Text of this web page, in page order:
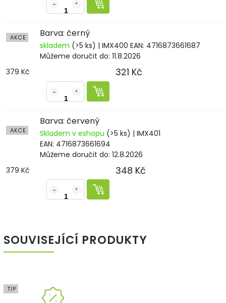
AKCE Barva: černý
skladem (>5 ks) | IMX400 EAN: 4716873661687
Můžeme doručit do: 11.8.2026
379 Kč
321 Kč
AKCE
Barva: červený
Skladem v eshopu (>5 ks) | IMX401
EAN: 4716873661694
Můžeme doručit do: 12.8.2026
379 Kč
348 Kč
SOUVISEJÍCÍ PRODUKTY
TIP